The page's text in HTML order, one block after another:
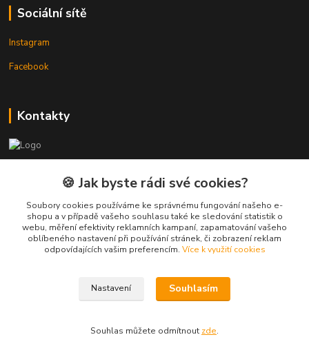
Sociální sítě
Instagram
Facebook
Kontakty
Tomáš Placatka
+420 728 969 499
info@3dtisktopla-shop.cz
🍪 Jak byste rádi své cookies?
Soubory cookies používáme ke správnému fungování našeho e-
shopu a v případě vašeho souhlasu také ke sledování statistik o
webu, měření efektivity reklamních kampaní, zapamatování vašeho
oblíbeného nastavení při používání stránek, či zobrazení reklam
odpovídajících vašim preferencím. Více k využití cookies
Nastavení Souhlasím
Souhlas můžete odmítnout zde.